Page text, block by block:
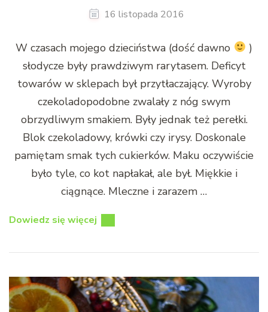
16 listopada 2016
W czasach mojego dzieciństwa (dość dawno
)
słodycze były prawdziwym rarytasem. Deficyt
towarów w sklepach był przytłaczający. Wyroby
czekoladopodobne zwalały z nóg swym
obrzydliwym smakiem. Były jednak też perełki.
Blok czekoladowy, krówki czy irysy. Doskonale
pamiętam smak tych cukierków. Maku oczywiście
było tyle, co kot napłakał, ale był. Miękkie i
ciągnące. Mleczne i zarazem …
Dowiedz się więcej